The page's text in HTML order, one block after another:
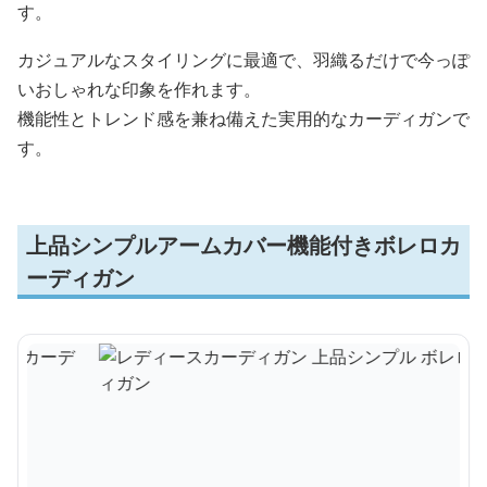
す。
カジュアルなスタイリングに最適で、羽織るだけで今っぽ
いおしゃれな印象を作れます。
機能性とトレンド感を兼ね備えた実用的なカーディガンで
す。
上品シンプルアームカバー機能付きボレロカ
ーディガン